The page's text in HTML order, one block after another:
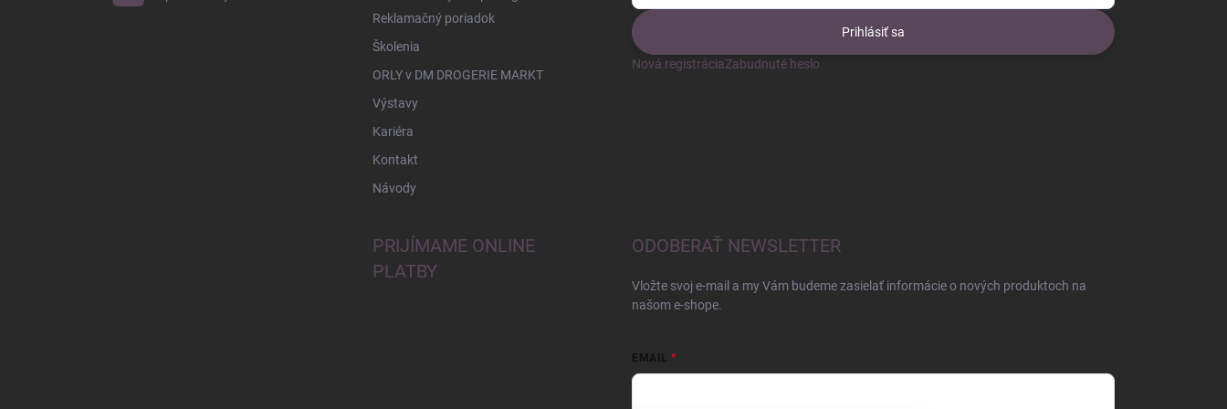
Reklamačný poriadok
Školenia
ORLY v DM DROGERIE MARKT
Výstavy
Kariéra
Kontakt
Návody
Prihlásiť sa
Nová registráciaZabudnuté heslo
PRIJÍMAME ONLINE
PLATBY
ODOBERAŤ NEWSLETTER
Vložte svoj e-mail a my Vám budeme zasielať informácie o nových produktoch na
našom e-shope.
EMAIL